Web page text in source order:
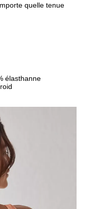
quelle tenue
élasthanne